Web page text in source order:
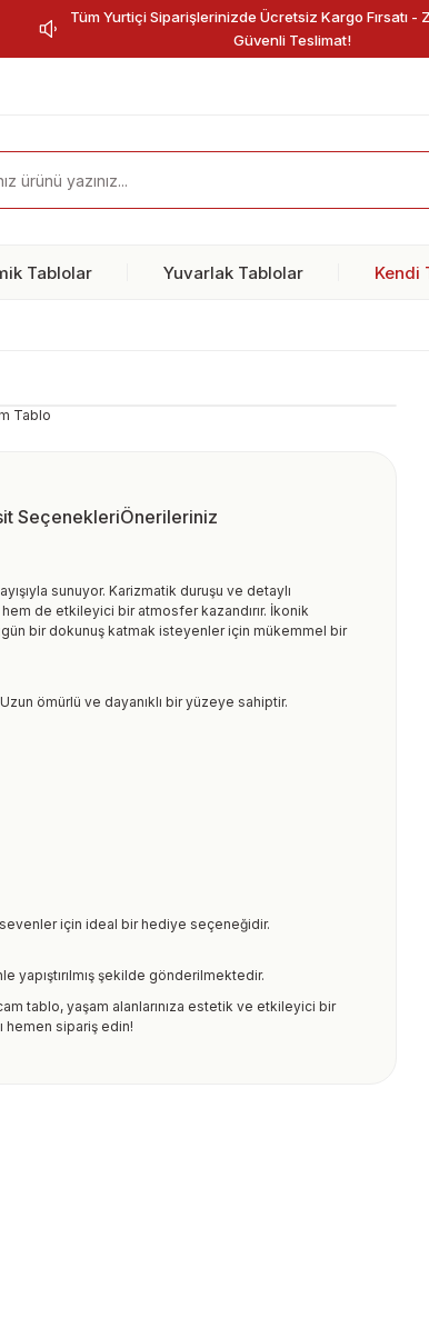
Tüm Yurtiçi Siparişlerinizde Ücretsiz Kargo Fırsatı -
Güvenli Teslimat!
Tablolar Yuvarlak Tablolar Kendi
SeçenekleriÖnerileriniz
sunuyor. Karizmatik duruşu ve detaylı
de etkileyici bir atmosfer kazandırır. İkonik
bir dokunuş katmak isteyenler için mükemmel bir
ömürlü ve dayanıklı bir yüzeye sahiptir.
sevenler için ideal bir hediye seçeneğidir.
yapıştırılmış şekilde gönderilmektedir.
tablo, yaşam alanlarınıza estetik ve etkileyici bir
hemen sipariş edin!